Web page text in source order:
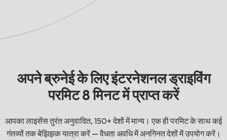
अपने ब्रुनेई के लिए इंटरनेशनल ड्राइविंग
परमिट 8 मिनट में प्राप्त करें
आपका लाइसेंस तुरंत अनुवादित, 150+ देशों में मान्य। एक ही परमिट के साथ कई
गंतव्यों तक बेझिझक यात्रा करें — वैधता अवधि में अनगिनत देशों में उपयोग करें।